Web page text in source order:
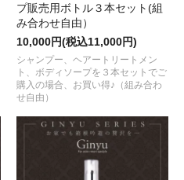
プ販売用ボトル３本セット(組
み合わせ自由）
10,000円(税込11,000円)
シャンプー、ヘアートリートメン
ト、ボディソープを３本セットでご
購入の場合、お買い得♪（組み合わ
せ自由）